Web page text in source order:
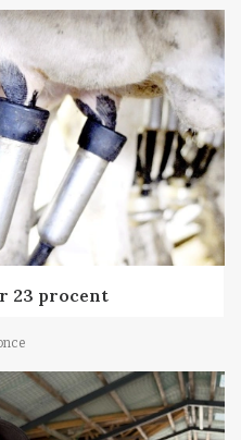
23 procent